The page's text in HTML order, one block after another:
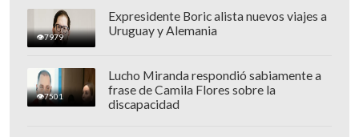
7979
Expresidente Boric alista nuevos viajes a
Uruguay y Alemania
7501
Lucho Miranda respondió sabiamente a
frase de Camila Flores sobre la
discapacidad